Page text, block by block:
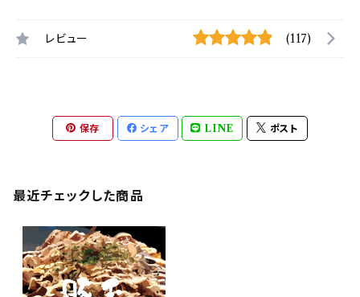
レビュー (117)
保存 シェア LINE ポスト
最近チェックした商品